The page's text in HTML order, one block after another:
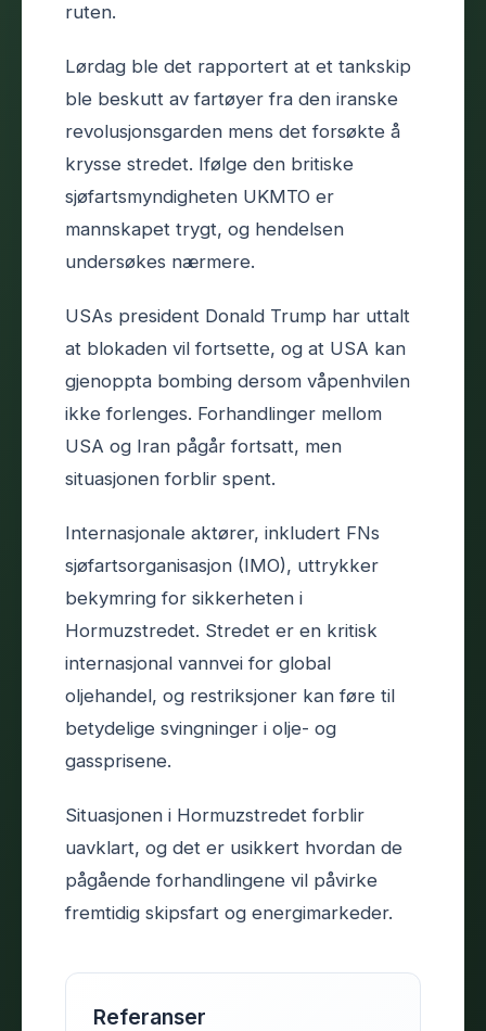
ruten.
Lørdag ble det rapportert at et tankskip
ble beskutt av fartøyer fra den iranske
revolusjonsgarden mens det forsøkte å
krysse stredet. Ifølge den britiske
sjøfartsmyndigheten UKMTO er
mannskapet trygt, og hendelsen
undersøkes nærmere.
USAs president Donald Trump har uttalt
at blokaden vil fortsette, og at USA kan
gjenoppta bombing dersom våpenhvilen
ikke forlenges. Forhandlinger mellom
USA og Iran pågår fortsatt, men
situasjonen forblir spent.
Internasjonale aktører, inkludert FNs
sjøfartsorganisasjon (IMO), uttrykker
bekymring for sikkerheten i
Hormuzstredet. Stredet er en kritisk
internasjonal vannvei for global
oljehandel, og restriksjoner kan føre til
betydelige svingninger i olje- og
gassprisene.
Situasjonen i Hormuzstredet forblir
uavklart, og det er usikkert hvordan de
pågående forhandlingene vil påvirke
fremtidig skipsfart og energimarkeder.
Referanser